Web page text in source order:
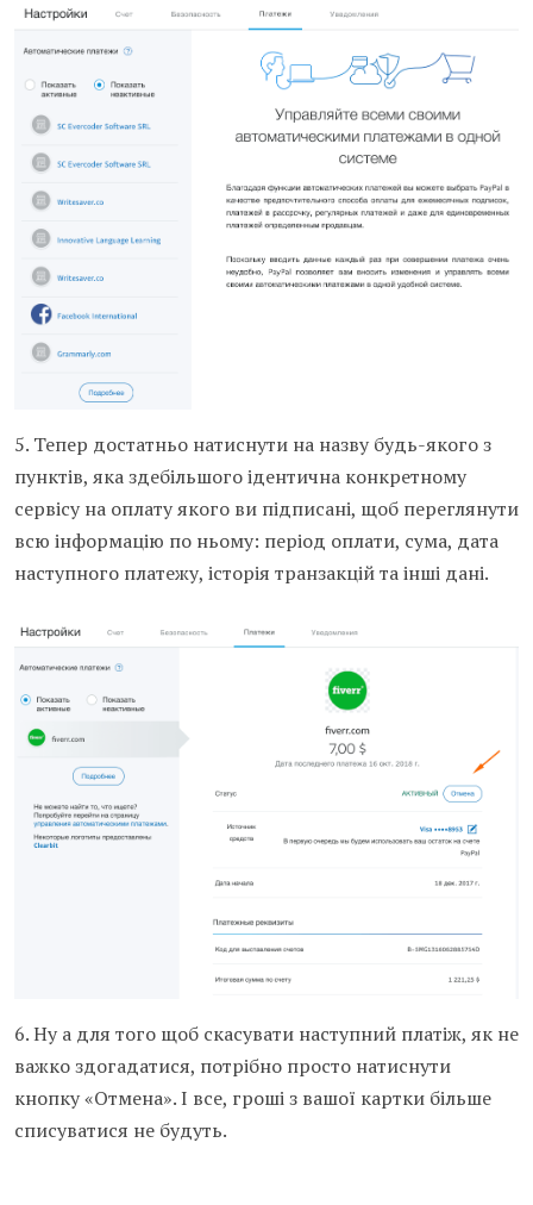
5. Тепер достатньо натиснути на назву будь-якого з
пунктів, яка здебільшого ідентична конкретному
сервісу на оплату якого ви підписані, щоб переглянути
всю інформацію по ньому: період оплати, сума, дата
наступного платежу, історія транзакцій та інші дані.
6. Ну а для того щоб скасувати наступний платіж, як не
важко здогадатися, потрібно просто натиснути
кнопку «Отмена». І все, гроші з вашої картки більше
списуватися не будуть.